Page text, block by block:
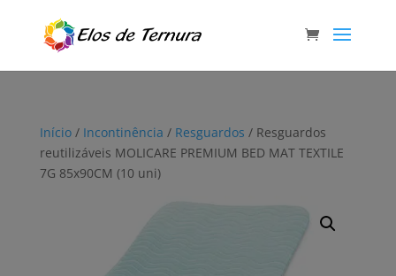
Início/ Incontinência / Resguardos / Resguardos
reutilizáveis MOLICARE PREMIUM BED MAT TEXTILE
7G 85x90CM (10 uni)